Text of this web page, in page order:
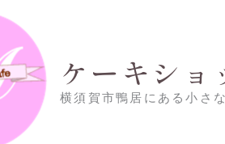
ケーキシ
横須賀市鴨居にある小さ